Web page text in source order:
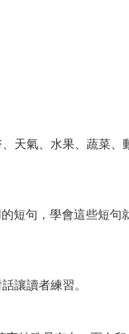
天氣、水果、蔬菜、
短句，學會這些短句
讓讀者練習。